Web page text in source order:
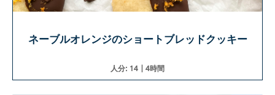
ネーブルオレンジのショートブレッドクッキー
人分: 14 | 4時間